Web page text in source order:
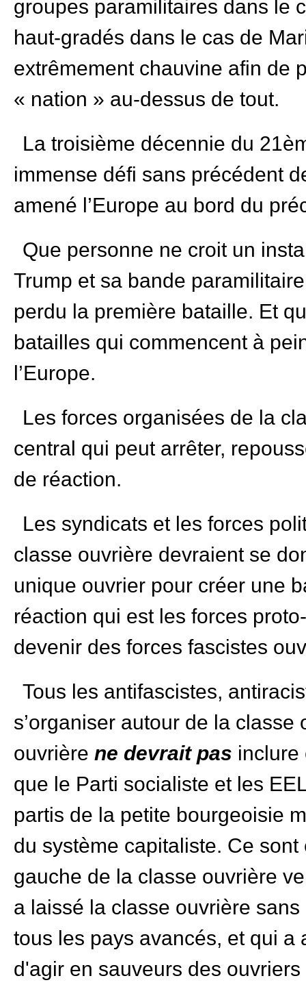
groupes paramilitaires dans le
haut-gradés dans le cas de
extrêmement chauvine afin de
« nation » au-dessus de tout.
La troisième décennie du
immense défi sans précédent
amené l’Europe au bord du
Que personne ne croit un
Trump et sa bande
perdu la première bataille. Et
batailles qui commencent à
l’Europe.
Les forces organisées de la
central qui peut arrêter,
de réaction.
Les syndicats et les forces
classe ouvrière devraient se
unique ouvrier pour créer une
réaction qui est les forces
devenir des forces fascistes
Tous les antifascistes,
s’organiser autour de la
ouvrière ne devrait pas inclure
que le Parti socialiste et les
partis de la petite bourgeoisie
du système capitaliste. Ce
gauche de la classe ouvrière
a laissé la classe ouvrière
tous les pays avancés, et qui
d'agir en sauveurs des